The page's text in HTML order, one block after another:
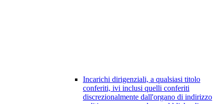
Incarichi dirigenziali, a qualsiasi titolo
conferiti, ivi inclusi quelli conferiti
discrezionalmente dall'organo di indirizzo